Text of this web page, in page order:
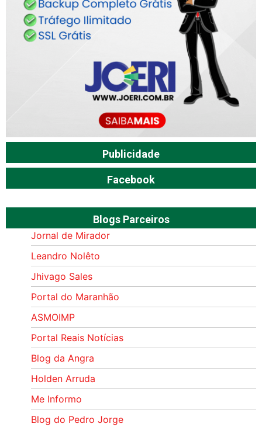
Publicidade
Facebook
Blogs Parceiros
Jornal de Mirador
Leandro Nolêto
Jhivago Sales
Portal do Maranhão
ASMOIMP
Portal Reais Notí­cias
Blog da Angra
Holden Arruda
Me Informo
Blog do Pedro Jorge